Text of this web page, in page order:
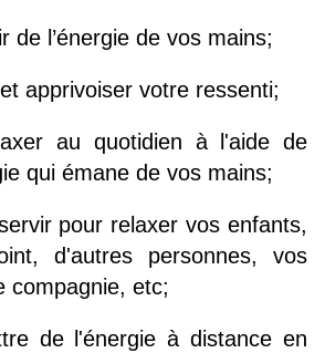
de l’énergie de vos mains;
apprivoiser votre ressenti;
au quotidien à l'aide de
qui émane de vos mains;
pour relaxer vos enfants,
d'autres personnes, vos
compagnie, etc;
de l'énergie à distance en